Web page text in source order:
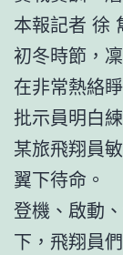
本報記者 徐
初冬時節，
在非常熱絡
批示員明白
某旅飛翔員
翼下待命。
登機、啟動
下，飛翔員